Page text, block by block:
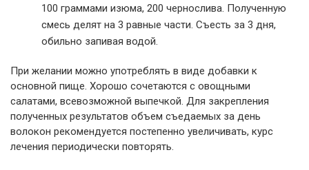
100 граммами изюма, 200 чернослива. Полученную
смесь делят на 3 равные части. Съесть за 3 дня,
обильно запивая водой.
При желании можно употреблять в виде добавки к
основной пище. Хорошо сочетаются с овощными
салатами, всевозможной выпечкой. Для закрепления
полученных результатов объем съедаемых за день
волокон рекомендуется постепенно увеличивать, курс
лечения периодически повторять.